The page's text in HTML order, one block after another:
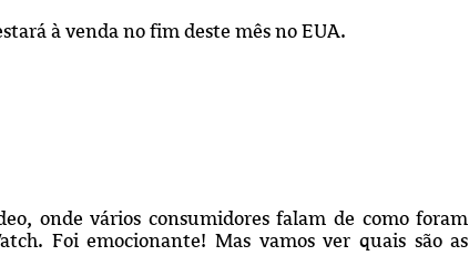
à venda no fim deste mês no EUA.
onde vários consumidores falam de como foram
Foi emocionante! Mas vamos ver quais são as